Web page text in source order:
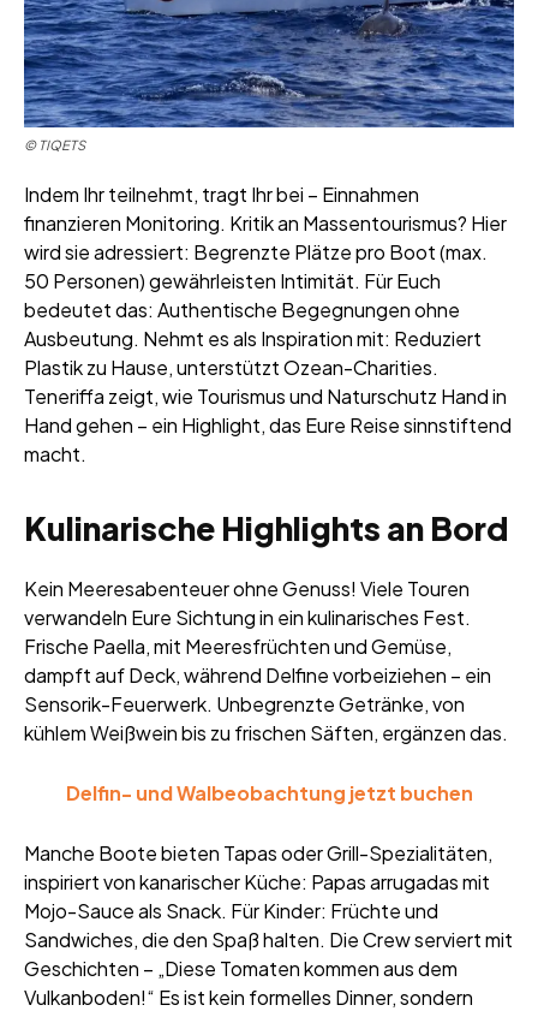
© TIQETS
Indem Ihr teilnehmt, tragt Ihr bei – Einnahmen
finanzieren Monitoring. Kritik an Massentourismus? Hier
wird sie adressiert: Begrenzte Plätze pro Boot (max.
50 Personen) gewährleisten Intimität. Für Euch
bedeutet das: Authentische Begegnungen ohne
Ausbeutung. Nehmt es als Inspiration mit: Reduziert
Plastik zu Hause, unterstützt Ozean-Charities.
Teneriffa zeigt, wie Tourismus und Naturschutz Hand in
Hand gehen – ein Highlight, das Eure Reise sinnstiftend
macht.
Kulinarische Highlights an Bord
Kein Meeresabenteuer ohne Genuss! Viele Touren
verwandeln Eure Sichtung in ein kulinarisches Fest.
Frische Paella, mit Meeresfrüchten und Gemüse,
dampft auf Deck, während Delfine vorbeiziehen – ein
Sensorik-Feuerwerk. Unbegrenzte Getränke, von
kühlem Weißwein bis zu frischen Säften, ergänzen das.
Delfin- und Walbeobachtung jetzt buchen
Manche Boote bieten Tapas oder Grill-Spezialitäten,
inspiriert von kanarischer Küche: Papas arrugadas mit
Mojo-Sauce als Snack. Für Kinder: Früchte und
Sandwiches, die den Spaß halten. Die Crew serviert mit
Geschichten – „Diese Tomaten kommen aus dem
Vulkanboden!“ Es ist kein formelles Dinner, sondern